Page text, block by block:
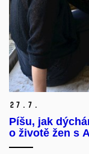
27. 7.
Píšu, jak
o životě žen s